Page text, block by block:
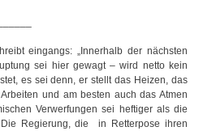
eingangs: „Innerhalb der nächsten
sei hier gewagt – wird netto kein
es sei denn, er stellt das Heizen, das
und am besten auch das Atmen
Verwerfungen sei heftiger als die
Die Regierung, die in Retterpose ihren